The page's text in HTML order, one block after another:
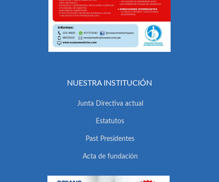
NUESTRA INSTITUCIÓN
Junta Directiva actual
Estatutos
Past Presidentes
Acta de fundación